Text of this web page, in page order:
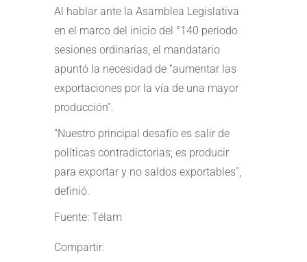
Al hablar ante la Asamblea Legislativa
en el marco del inicio del °140 periodo
sesiones ordinarias, el mandatario
apuntó la necesidad de “aumentar las
exportaciones por la vía de una mayor
producción”.
“Nuestro principal desafío es salir de
políticas contradictorias; es producir
para exportar y no saldos exportables”,
definió.
Fuente: Télam
Compartir: